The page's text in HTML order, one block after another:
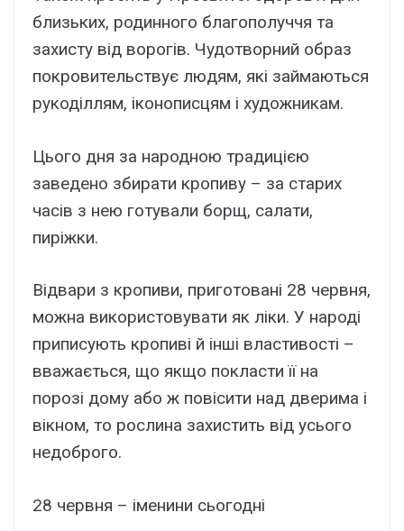
близьких, родинного благополуччя та
захисту від ворогів. Чудотворний образ
покровительствує людям, які займаються
рукоділлям, іконописцям і художникам.
Цього дня за народною традицією
заведено збирати кропиву – за старих
часів з нею готували борщ, салати,
пиріжки.
Відвари з кропиви, приготовані 28 червня,
можна використовувати як ліки. У народі
приписують кропиві й інші властивості –
вважається, що якщо покласти її на
порозі дому або ж повісити над дверима і
вікном, то рослина захистить від усього
недоброго.
28 червня – іменини сьогодні